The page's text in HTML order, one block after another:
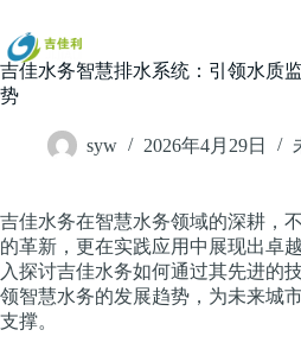
过
内
容
吉佳水务智慧排水系统：引领水质
势
syw 2026年4月29日
吉佳水务在智慧水务领域的深耕，
的革新，更在实践应用中展现出卓
入探讨吉佳水务如何通过其先进的
领智慧水务的发展趋势，为未来城
支撑。